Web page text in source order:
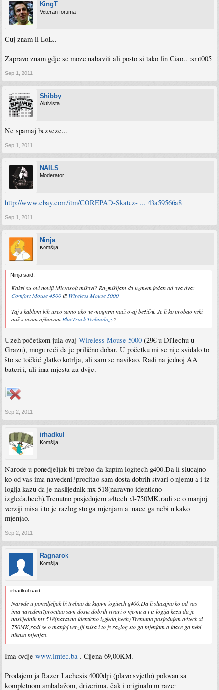
KingT
Veteran foruma
Cuj znam li LoL..
Zapravo znam gdje se moze nabaviti ali posto si tako fin Ciao.. :smt005
Sep 1, 2011
Shibby
Aktivista
Ne spamaj bezveze...
Sep 1, 2011
NAILS
Moderator
http://www.ebay.com/itm/COREPAD-Skatez- ... 43a59566a8
Sep 1, 2011
Ninja
Komšija
Ninja said:
Kakvi su ovi noviji Microsoft mišovi? Razmišljam da uzmem jedan od ova dva:
Comfort Mouse 4500iliWireless Mouse 5000
Taj s kablom bih uzeo samo ako ne mognem naći ovaj bežični. Je li ko probao neki
miš s ovom njihovom BlueTrack Technology?
Uzeh početkom jula ovaj Wireless Mouse 5000 (29€ u DiTechu u
Grazu), mogu reći da je prilično dobar. U početku mi se nije sviđalo to
što se točkić glatko kotrlja, ali sam se navikao. Radi na jednoj AA
bateriji, ali ima mjesta za dvije.
Sep 2, 2011
irhadkul
Komšija
Narode u ponedjeljak bi trebao da kupim logitech g400.Da li slucajno
ko od vas ima navedeni?procitao sam dosta dobrih stvari o njemu a i iz
logija kazu da je naslijednik mx 518(naravno identicno
izgleda,heeh).Trenutno posjedujem a4tech xl-750MK,radi se o manjoj
verziji misa i to je razlog sto ga mjenjam a inace ga nebi nikako
mjenjao.
Sep 2, 2011
Ragnarok
Komšija
irhadkul said:
Narode u ponedjeljak bi trebao da kupim logitech g400.Da li slucajno ko od vas
ima navedeni?procitao sam dosta dobrih stvari o njemu a i iz logija kazu da je
naslijednik mx 518(naravno identicno izgleda,heeh).Trenutno posjedujem a4tech xl-
750MK,radi se o manjoj verziji misa i to je razlog sto ga mjenjam a inace ga nebi
nikako mjenjao.
Ima ovdje www.imtec.ba . Cijena 69,00KM.
Prodajem ja Razer Lachesis 4000dpi (plavo svjetlo) polovan sa
kompletnom ambalažom, driverima, čak i originalnim razer